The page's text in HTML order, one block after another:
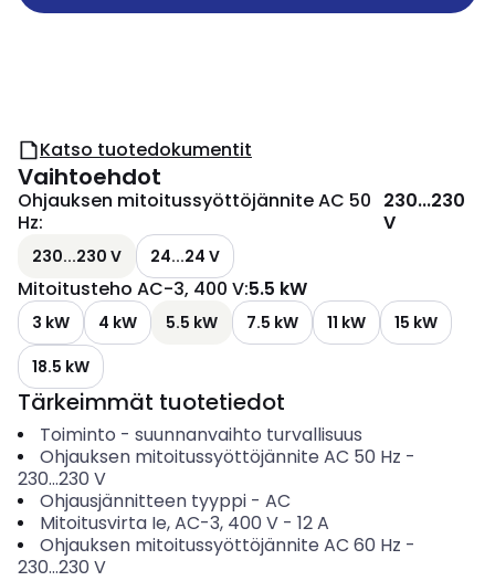
Katso tuotedokumentit
Vaihtoehdot
Ohjauksen mitoitussyöttöjännite AC 50
Hz:
230...230
V
230...230 V 24...24 V
Mitoitusteho AC-3, 400 V:5.5 kW
3 kW 4 kW 5.5 kW 7.5 kW 11 kW
15 kW
18.5 kW
Tärkeimmät tuotetiedot
Toiminto - suunnanvaihto turvallisuus
Ohjauksen mitoitussyöttöjännite AC 50 Hz -
230...230 V
Ohjausjännitteen tyyppi- AC
Mitoitusvirta Ie, AC-3, 400 V- 12A
Ohjauksen mitoitussyöttöjännite AC 60 Hz -
230...230 V